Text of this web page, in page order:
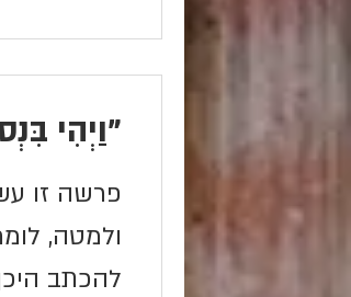
"וַיְהִי
פרשה זו
ולמטה,
להכתב